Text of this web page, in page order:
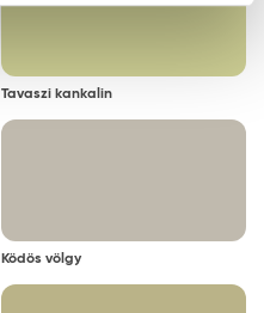
Tavaszi kankalin
Ködös völgy